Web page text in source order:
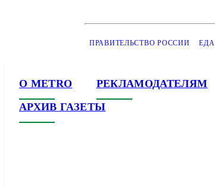
ПРАВИТЕЛЬСТВО РОССИИ ЕДА
О METRO РЕКЛАМОДАТЕЛЯМ
АРХИВ ГАЗЕТЫ